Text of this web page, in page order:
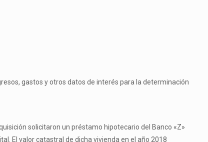
gastos y otros datos de interés para la determinación
solicitaron un préstamo hipotecario del Banco «Z»
El valor catastral de dicha vivienda en el año 2018